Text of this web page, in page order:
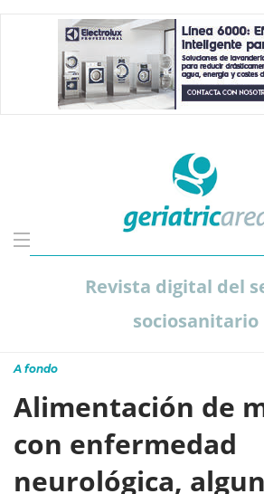
Revista digital del
sociosanitario
A fondo
Alimentación de
con enfermedad
neurológica,